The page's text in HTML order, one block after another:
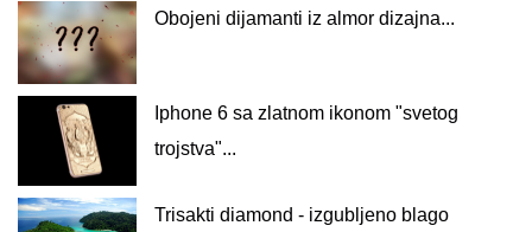
Obojeni dijamanti iz almor dizajna...
Iphone 6 sa zlatnom ikonom "svetog
trojstva"...
Trisakti diamond - izgubljeno blago